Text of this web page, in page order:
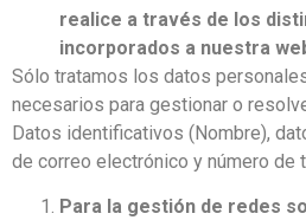
realice a través de los
incorporados a nuestra
Sólo tratamos los datos
necesarios para gestionar o
Datos identificativos (Nombre),
de correo electrónico y número de
Para la gestión de redes